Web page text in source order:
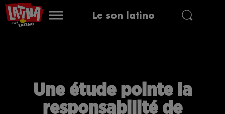
Le son latino
Une étude pointe la
responsabilité de